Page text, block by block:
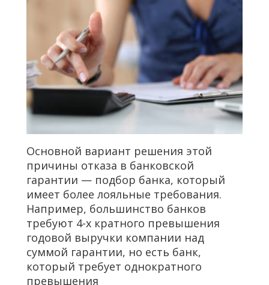
Основной вариант решения этой
причины отказа в банковской
гарантии — подбор банка, который
имеет более лояльные требования.
Например, большинство банков
требуют 4-х кратного превышения
годовой выручки компании над
суммой гарантии, но есть банк,
который требует однократного
превышения